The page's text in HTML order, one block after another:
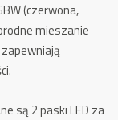
(czerwona,
mieszanie
zapewniają
są 2 paski LED za